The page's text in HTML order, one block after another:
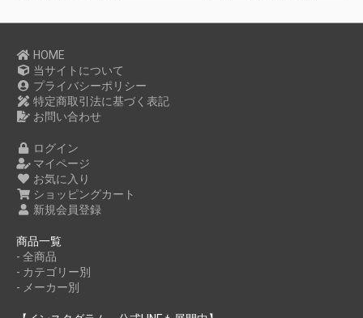
HOME
当サイトについて
プライバシーポリシー
特定商取引法に基づく表記
お問い合わせ
ログイン
マイページ
お気に入り
ショッピングカート
新規会員登録
商品一覧
- 全商品
- カテゴリー別
- メーカー別